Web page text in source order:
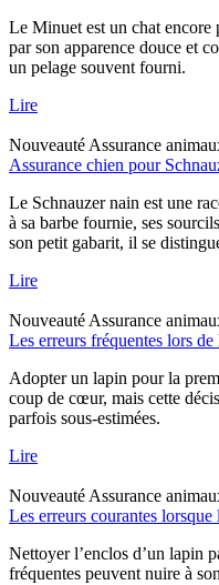
Le Minuet est un chat encore
par son apparence douce et
un pelage souvent fourni.
Lire
Nouveauté Assurance
Assurance chien pour
Le Schnauzer nain est une
à sa barbe fournie, ses
son petit gabarit, il se
Lire
Nouveauté Assurance
Les erreurs fréquentes lors
Adopter un lapin pour la
coup de cœur, mais cette
parfois sous-estimées.
Lire
Nouveauté Assurance
Les erreurs courantes lorsque
Nettoyer l’enclos d’un lapin
fréquentes peuvent nuire à